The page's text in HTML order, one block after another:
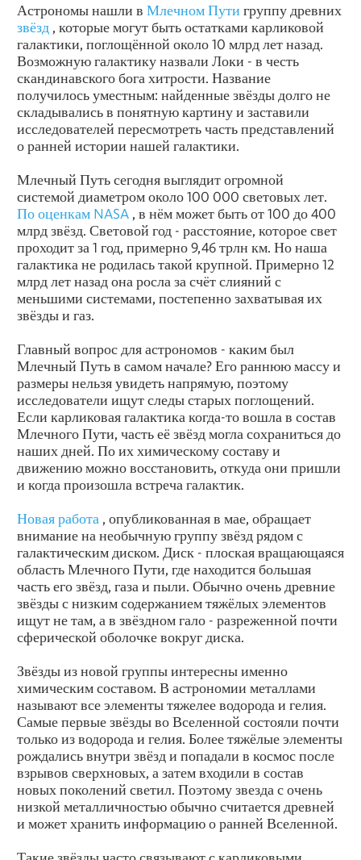
Астрономы нашли в Млечном Пути группу древних
звёзд , которые могут быть остатками карликовой
галактики, поглощённой около 10 млрд лет назад.
Возможную галактику назвали Локи - в честь
скандинавского бога хитрости. Название
получилось уместным: найденные звёзды долго не
складывались в понятную картину и заставили
исследователей пересмотреть часть представлений
о ранней истории нашей галактики.
Млечный Путь сегодня выглядит огромной
системой диаметром около 100 000 световых лет.
По оценкам NASA , в нём может быть от 100 до 400
млрд звёзд. Световой год - расстояние, которое свет
проходит за 1 год, примерно 9,46 трлн км. Но наша
галактика не родилась такой крупной. Примерно 12
млрд лет назад она росла за счёт слияний с
меньшими системами, постепенно захватывая их
звёзды и газ.
Главный вопрос для астрономов - каким был
Млечный Путь в самом начале? Его раннюю массу и
размеры нельзя увидеть напрямую, поэтому
исследователи ищут следы старых поглощений.
Если карликовая галактика когда-то вошла в состав
Млечного Пути, часть её звёзд могла сохраниться до
наших дней. По их химическому составу и
движению можно восстановить, откуда они пришли
и когда произошла встреча галактик.
Новая работа , опубликованная в мае, обращает
внимание на необычную группу звёзд рядом с
галактическим диском. Диск - плоская вращающаяся
область Млечного Пути, где находится большая
часть его звёзд, газа и пыли. Обычно очень древние
звёзды с низким содержанием тяжёлых элементов
ищут не там, а в звёздном гало - разреженной почти
сферической оболочке вокруг диска.
Звёзды из новой группы интересны именно
химическим составом. В астрономии металлами
называют все элементы тяжелее водорода и гелия.
Самые первые звёзды во Вселенной состояли почти
только из водорода и гелия. Более тяжёлые элементы
рождались внутри звёзд и попадали в космос после
взрывов сверхновых, а затем входили в состав
новых поколений светил. Поэтому звезда с очень
низкой металличностью обычно считается древней
и может хранить информацию о ранней Вселенной.